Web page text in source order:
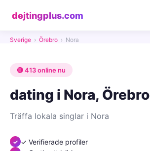
dejtingplus.com
Sverige › Örebro › Nora
🔴 413 online nu
dating i Nora, Örebro
Träffa lokala singlar i Nora
✓ Verifierade profiler